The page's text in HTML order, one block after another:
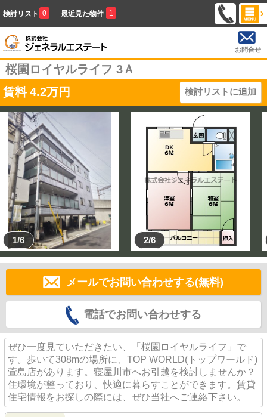
検討リスト 0 最近見た物件 1
お問合せ
桜園ロイヤルライフ 3Ａ
賃料 4.2万円 検討リストに追加
1/6 2/6
メールでお問い合わせする(無料)
電話でお問い合わせする
ぜひ一度見ていただきたい、「桜園ロイヤルライフ」で
す。歩いて308mの場所に、TOP WORLD(トップワールド)
萱島店があります。寝屋川市へお引越を検討しませんか？
住環境が整っており、快適に暮らすことができます。賃貸
住宅情報をお探しの際には、ぜひ当社へご連絡下さい。